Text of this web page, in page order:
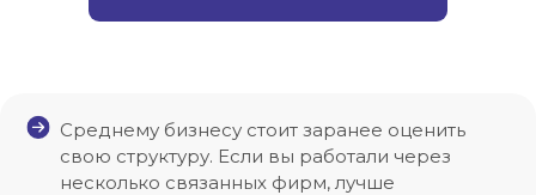
Cреднему бизнесу стоит заранее оценить
свою структуру. Если вы работали через
несколько связанных фирм, лучше